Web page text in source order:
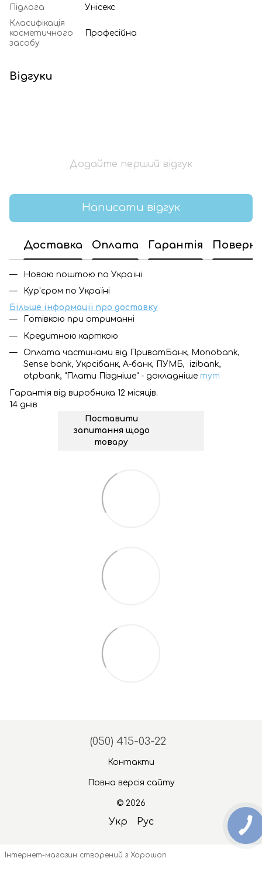
Підлога
Унісекс
Класифікація
косметичного
засобу
Професійна
Відгуки
Додайте перший відгук
Написати відгук
Доставка Оплата Гарантія
Новою поштою по Україні
Кур'єром по Україні
Більше інформації про доставку
Готівкою при отриманні
Кредитною карткою
Оплата частинами від ПриватБанк, Monobank,
Sense bank, Укрсібанк, А-банк, ПУМБ, izibank,
otpbank, "Плати Піздніше" - докладніше тут
Гарантія від виробника 12 місяців.
14 днів
Поставити
запитання щодо
товару
(050) 415-03-22
Контакти
Повна версія сайту
© 2026
Укр Рус
Інтернет-магазин створений з Хорошоп